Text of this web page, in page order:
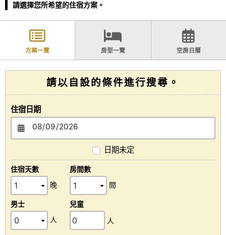
請選擇您所希望的住宿方案。
方案一覽 房型一覽 空房日曆
請以自設的條件進行搜尋。
住宿日期
日期未定
住宿天數
晚
房間數
間
男士
人
兒童
人